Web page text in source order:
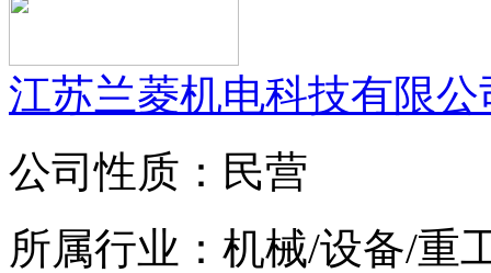
江苏兰菱机电科技有限公
公司性质：民营
所属行业：机械/设备/重